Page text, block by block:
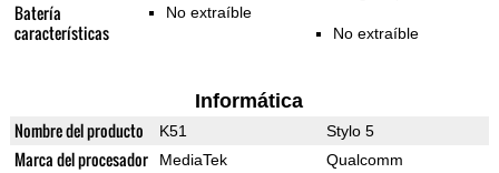
Batería
características
No extraíble
No extraíble
Informática
Nombre del producto K51 Stylo 5
Marca del procesador MediaTek Qualcomm